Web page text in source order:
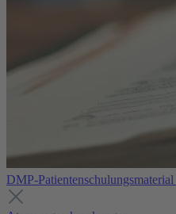
DMP-Patientenschulungsmaterial